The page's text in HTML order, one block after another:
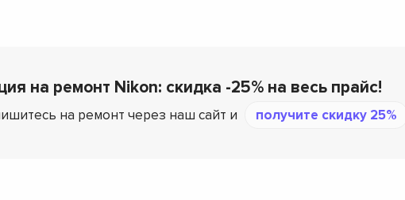
на ремонт Nikon: скидка -25% на весь прайс!
на ремонт через наш сайт и получите скидку 25%